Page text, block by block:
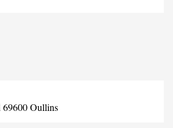
69600 Oullins